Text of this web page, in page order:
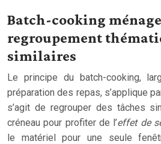
Batch-cooking
regroupement
similaires
Le principe du batch-cooking,
préparation des repas, s’applique
s’agit de regrouper des tâches
créneau pour profiter de l’effet de
le matériel pour une seule